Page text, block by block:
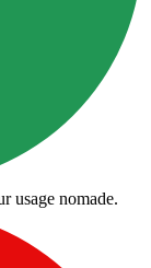
usage nomade.